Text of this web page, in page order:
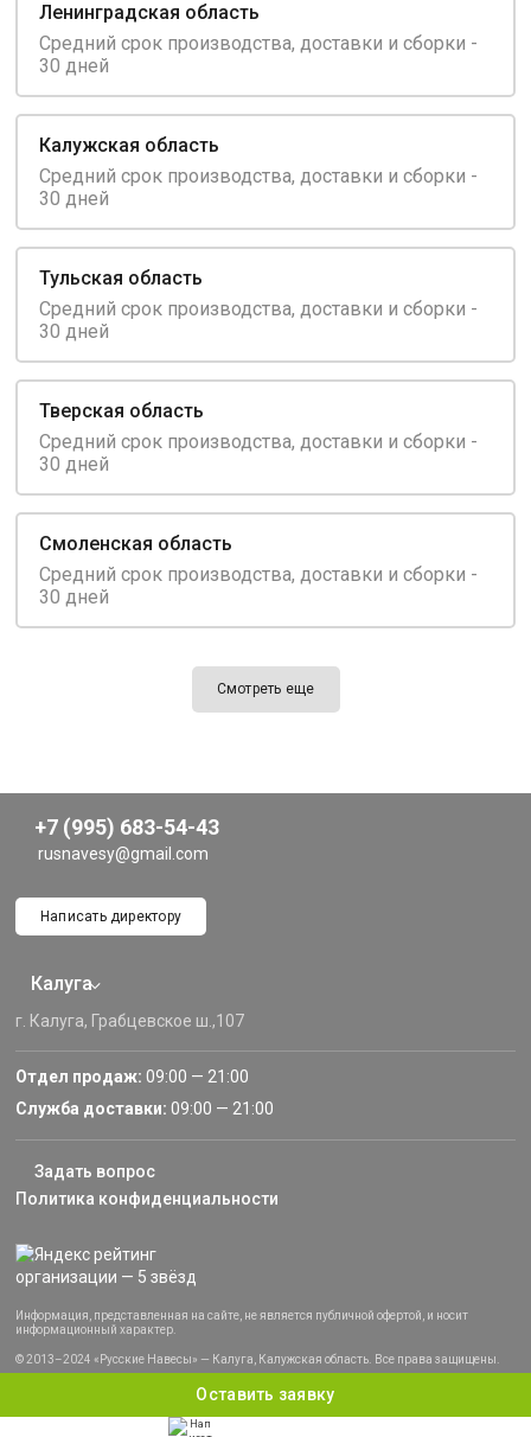
Ленинградская область
Средний срок производства, доставки и сборки -
30 дней
Калужская область
Средний срок производства, доставки и сборки -
30 дней
Тульская область
Средний срок производства, доставки и сборки -
30 дней
Тверская область
Средний срок производства, доставки и сборки -
30 дней
Смоленская область
Средний срок производства, доставки и сборки -
30 дней
Смотреть еще
Оставить заявку
+7 (995) 683-54-43
rusnavesy@gmail.com
Написать директору
Калуга
г. Калуга, Грабцевское ш.,107
Отдел продаж: 09:00 — 21:00
Служба доставки: 09:00 — 21:00
Задать вопрос
Политика конфиденциальности
Информация, представленная на сайте, не является публичной офертой, и носит
информационный характер.
© 2013–2024 «Русские Навесы» — Калуга, Калужская область. Все права защищены.